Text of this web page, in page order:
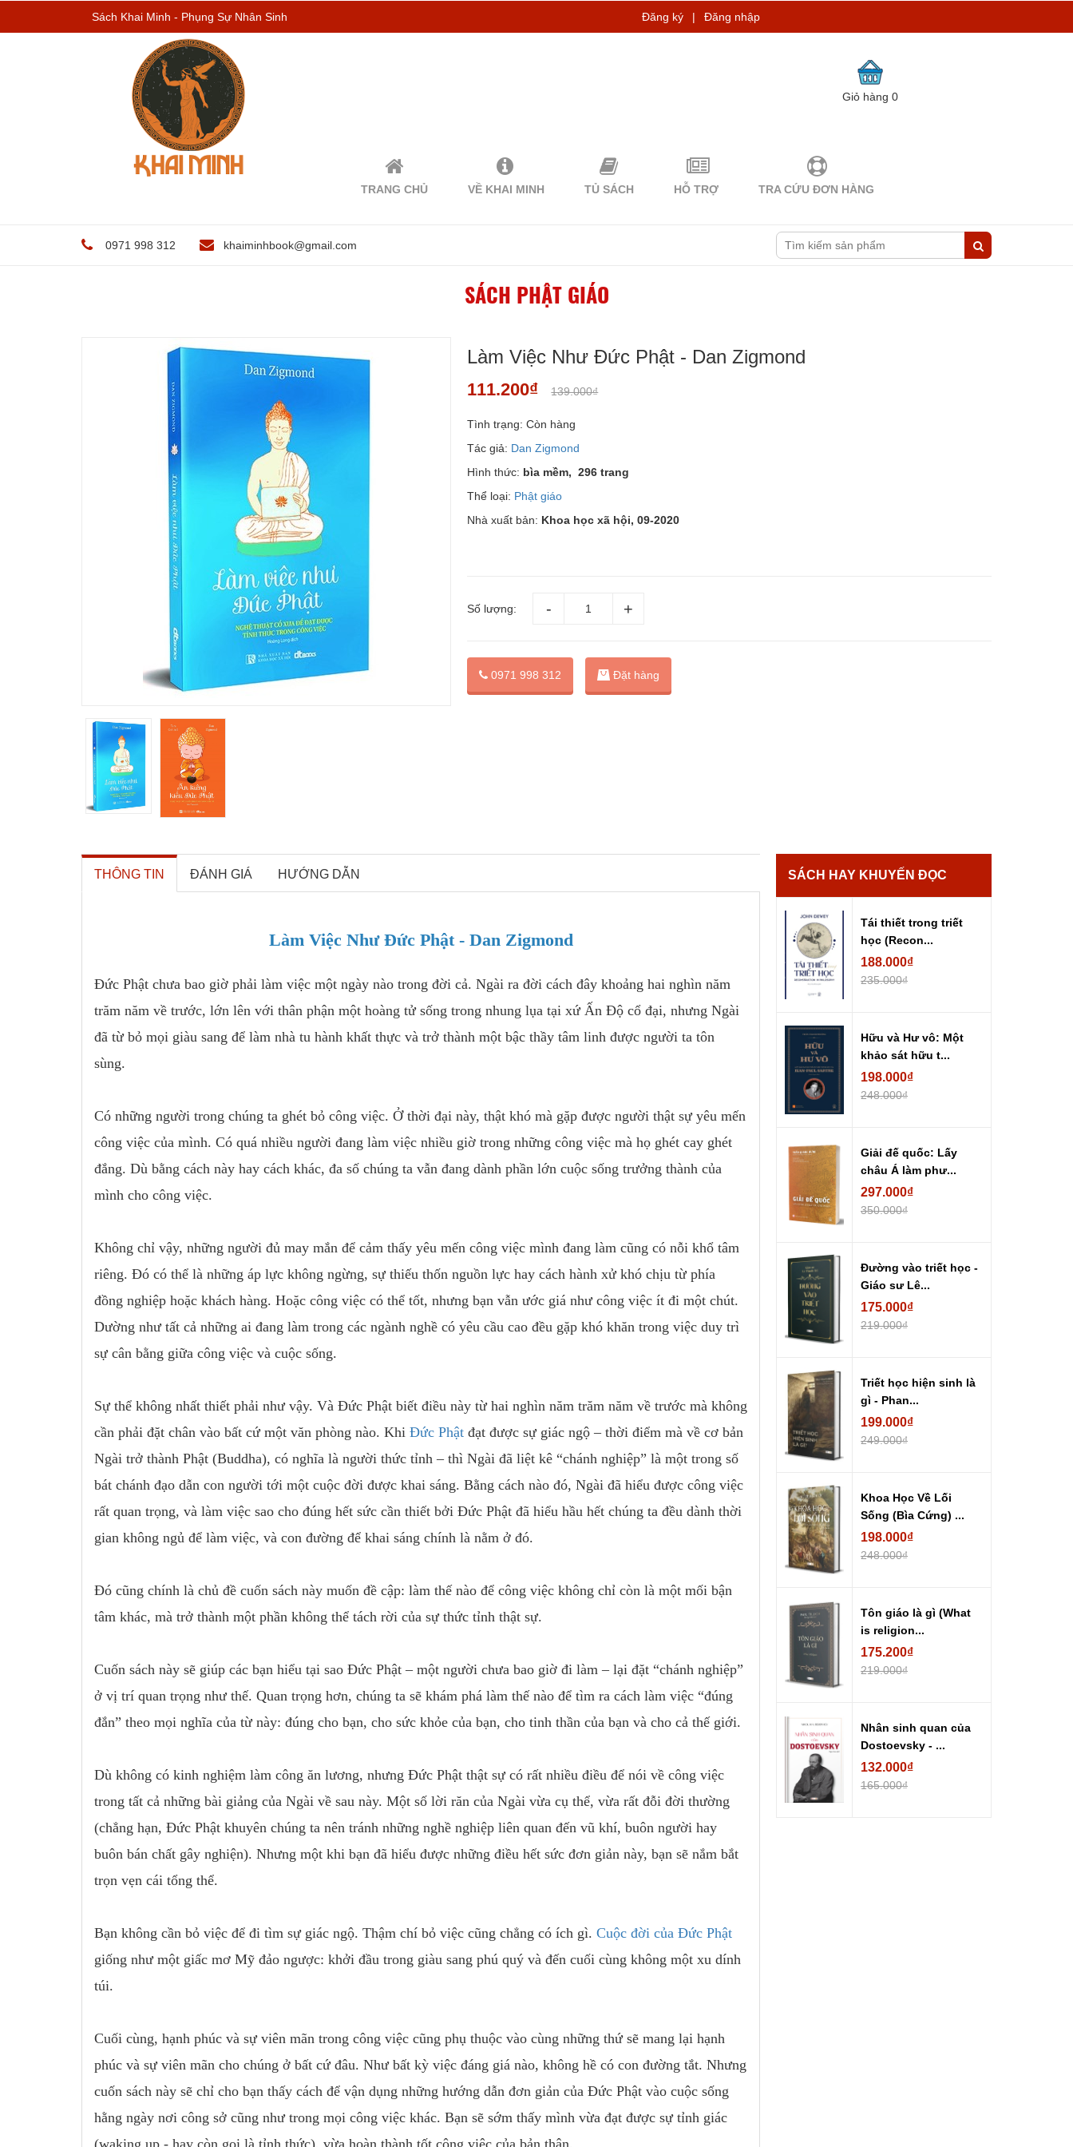
Sách Khai Minh - Phụng Sự Nhân Sinh Đăng ký | Đăng nhập
Giỏ hàng0
TRANG CHỦ VỀ KHAI MINH TỦ SÁCH HỖ TRỢ TRA CỨU ĐƠN HÀNG
0971 998 312 khaiminhbook@gmail.com
SÁCH PHẬT GIÁO
Làm Việc Như Đức Phật - Dan Zigmond
111.200₫ 139.000₫
Tình trạng: Còn hàng
Tác giả: Dan Zigmond
Hình thức: bìa mềm, 296 trang
Thể loại: Phật giáo
Nhà xuất bản: Khoa học xã hội, 09-2020
Số lượng:
0971 998 312 Đặt hàng
THÔNG TIN ĐÁNH GIÁ HƯỚNG DẪN
Làm Việc Như Đức Phật - Dan Zigmond
Đức Phật chưa bao giờ phải làm việc một ngày nào trong đời cả. Ngài ra đời cách đây khoảng hai nghìn năm
trăm năm về trước, lớn lên với thân phận một hoàng tử sống trong nhung lụa tại xứ Ấn Độ cổ đại, nhưng Ngài
đã từ bỏ mọi giàu sang để làm nhà tu hành khất thực và trở thành một bậc thầy tâm linh được người ta tôn
sùng.
Có những người trong chúng ta ghét bỏ công việc. Ở thời đại này, thật khó mà gặp được người thật sự yêu mến
công việc của mình. Có quá nhiều người đang làm việc nhiều giờ trong những công việc mà họ ghét cay ghét
đắng. Dù bằng cách này hay cách khác, đa số chúng ta vẫn đang dành phần lớn cuộc sống trưởng thành của
mình cho công việc.
Không chỉ vậy, những người đủ may mắn để cảm thấy yêu mến công việc mình đang làm cũng có nỗi khổ tâm
riêng. Đó có thể là những áp lực không ngừng, sự thiếu thốn nguồn lực hay cách hành xử khó chịu từ phía
đồng nghiệp hoặc khách hàng. Hoặc công việc có thể tốt, nhưng bạn vẫn ước giá như công việc ít đi một chút.
Dường như tất cả những ai đang làm trong các ngành nghề có yêu cầu cao đều gặp khó khăn trong việc duy trì
sự cân bằng giữa công việc và cuộc sống.
Sự thể không nhất thiết phải như vậy. Và Đức Phật biết điều này từ hai nghìn năm trăm năm về trước mà không
cần phải đặt chân vào bất cứ một văn phòng nào. Khi Đức Phật đạt được sự giác ngộ – thời điểm mà về cơ bản
Ngài trở thành Phật (Buddha), có nghĩa là người thức tỉnh – thì Ngài đã liệt kê “chánh nghiệp” là một trong số
bát chánh đạo dẫn con người tới một cuộc đời được khai sáng. Bằng cách nào đó, Ngài đã hiểu được công việc
rất quan trọng, và làm việc sao cho đúng hết sức cần thiết bởi Đức Phật đã hiểu hầu hết chúng ta đều dành thời
gian không ngủ để làm việc, và con đường để khai sáng chính là nằm ở đó.
Đó cũng chính là chủ đề cuốn sách này muốn đề cập: làm thế nào để công việc không chỉ còn là một mối bận
tâm khác, mà trở thành một phần không thể tách rời của sự thức tỉnh thật sự.
Cuốn sách này sẽ giúp các bạn hiểu tại sao Đức Phật – một người chưa bao giờ đi làm – lại đặt “chánh nghiệp”
ở vị trí quan trọng như thế. Quan trọng hơn, chúng ta sẽ khám phá làm thế nào để tìm ra cách làm việc “đúng
đắn” theo mọi nghĩa của từ này: đúng cho bạn, cho sức khỏe của bạn, cho tinh thần của bạn và cho cả thế giới.
Dù không có kinh nghiệm làm công ăn lương, nhưng Đức Phật thật sự có rất nhiều điều để nói về công việc
trong tất cả những bài giảng của Ngài về sau này. Một số lời răn của Ngài vừa cụ thể, vừa rất đỗi đời thường
(chẳng hạn, Đức Phật khuyên chúng ta nên tránh những nghề nghiệp liên quan đến vũ khí, buôn người hay
buôn bán chất gây nghiện). Nhưng một khi bạn đã hiểu được những điều hết sức đơn giản này, bạn sẽ nắm bắt
trọn vẹn cái tổng thể.
Bạn không cần bỏ việc để đi tìm sự giác ngộ. Thậm chí bỏ việc cũng chẳng có ích gì. Cuộc đời của Đức Phật
giống như một giấc mơ Mỹ đảo ngược: khởi đầu trong giàu sang phú quý và đến cuối cùng không một xu dính
túi.
Cuối cùng, hạnh phúc và sự viên mãn trong công việc cũng phụ thuộc vào cùng những thứ sẽ mang lại hạnh
phúc và sự viên mãn cho chúng ở bất cứ đâu. Như bất kỳ việc đáng giá nào, không hề có con đường tắt. Nhưng
cuốn sách này sẽ chỉ cho bạn thấy cách để vận dụng những hướng dẫn đơn giản của Đức Phật vào cuộc sống
hằng ngày nơi công sở cũng như trong mọi công việc khác. Bạn sẽ sớm thấy mình vừa đạt được sự tỉnh giác
(waking up - hay còn gọi là tỉnh thức), vừa hoàn thành tốt công việc của bản thân.
SÁCH HAY KHUYẾN ĐỌC
Tái thiết trong triết
học (Recon...
188.000₫
235.000₫
Hữu và Hư vô: Một
khảo sát hữu t...
198.000₫
248.000₫
Giải đế quốc: Lấy
châu Á làm phư...
297.000₫
350.000₫
Đường vào triết học -
Giáo sư Lê...
175.000₫
219.000₫
Triết học hiện sinh là
gì - Phan...
199.000₫
249.000₫
Khoa Học Về Lối
Sống (Bìa Cứng) ...
198.000₫
248.000₫
Tôn giáo là gì (What
is religion...
175.200₫
219.000₫
Nhân sinh quan của
Dostoevsky - ...
132.000₫
165.000₫